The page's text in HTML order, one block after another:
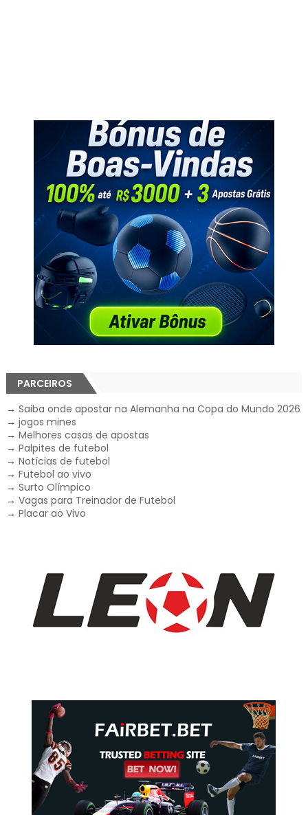
PARCEIROS
→ Saiba onde apostar na Alemanha na Copa do Mundo 2026
→ jogos mines
→ Melhores casas de apostas
→ Palpites de futebol
→ Notícias de futebol
→ Futebol ao vivo
→ Surto Olímpico
→ Vagas para Treinador de Futebol
→ Placar ao Vivo